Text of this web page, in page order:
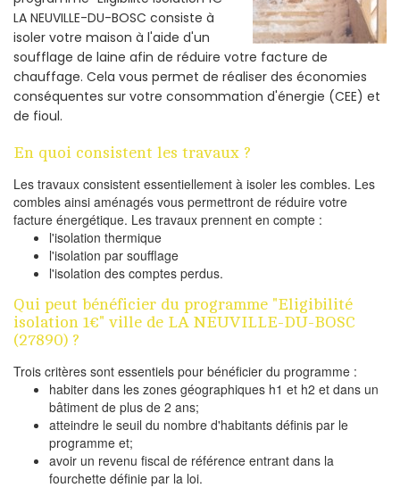
LA NEUVILLE-DU-BOSC consiste à
isoler votre maison à l'aide d'un
soufflage de laine afin de réduire votre facture de
chauffage. Cela vous permet de réaliser des économies
conséquentes sur votre consommation d'énergie (CEE) et
de fioul.
En quoi consistent les travaux ?
Les travaux consistent essentiellement à isoler les combles. Les
combles ainsi aménagés vous permettront de réduire votre
facture énergétique. Les travaux prennent en compte :
l'isolation thermique
l'isolation par soufflage
l'isolation des comptes perdus.
Qui peut bénéficier du programme "Eligibilité
isolation 1€" ville de LA NEUVILLE-DU-BOSC
(27890) ?
Trois critères sont essentiels pour bénéficier du programme :
habiter dans les zones géographiques h1 et h2 et dans un
bâtiment de plus de 2 ans;
atteindre le seuil du nombre d'habitants définis par le
programme et;
avoir un revenu fiscal de référence entrant dans la
fourchette définie par la loi.